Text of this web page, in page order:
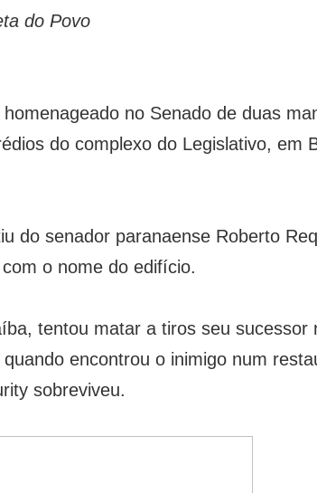
do Povo
no Senado de duas
do complexo do Legislativo, em
do senador paranaense Roberto
o nome do edifício.
tentou matar a tiros seu sucessor
encontrou o inimigo num
sobreviveu.